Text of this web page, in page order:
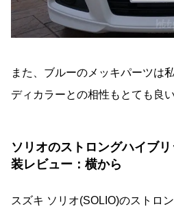
また、ブルーのメッキパーツは
ディカラーとの相性もとても良
ソリオのストロングハイブ
装レビュー：横から
スズキ ソリオ(SOLIO)のストロ